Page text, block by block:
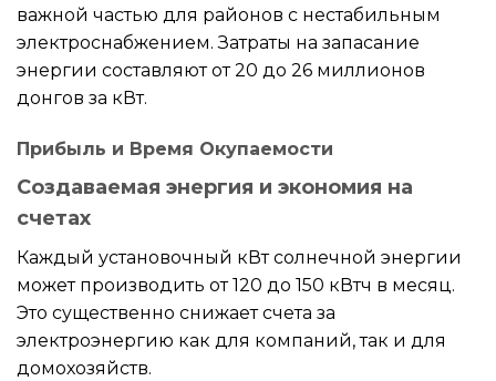
важной частью для районов с нестабильным
электроснабжением. Затраты на запасание
энергии составляют от 20 до 26 миллионов
донгов за кВт.
Прибыль и Время Окупаемости
Создаваемая энергия и экономия на
счетах
Каждый установочный кВт солнечной энергии
может производить от 120 до 150 кВтч в месяц.
Это существенно снижает счета за
электроэнергию как для компаний, так и для
домохозяйств.